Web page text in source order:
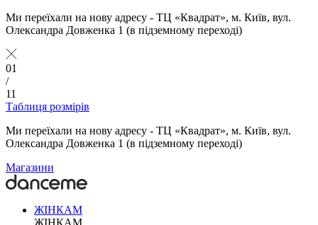
Ми переїхали на нову адресу - ТЦ «Квадрат», м. Київ, вул.
Олександра Довженка 1 (в підземному переході)
01
/
11
Таблиця розмірів
Ми переїхали на нову адресу - ТЦ «Квадрат», м. Київ, вул.
Олександра Довженка 1 (в підземному переході)
Магазини
ЖІНКАМ
ЖІНКАМ